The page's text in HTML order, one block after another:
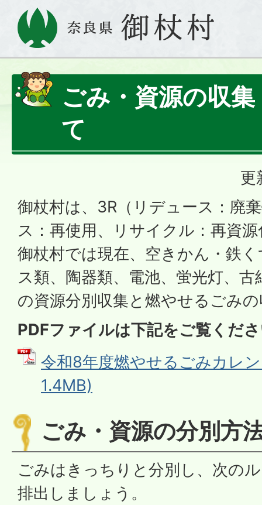
ごみ・資源の収
て
更
御杖村は、3R（リデュース：廃
ス：再使用、リサイクル：再資
御杖村では現在、空きかん・鉄
ス類、陶器類、電池、蛍光灯、
の資源分別収集と燃やせるごみ
PDFファイルは下記をご覧くだ
令和8年度燃やせるごみカレ
1.4MB)
ごみ・資源の分別方
ごみはきっちりと分別し、次の
排出しましょう。